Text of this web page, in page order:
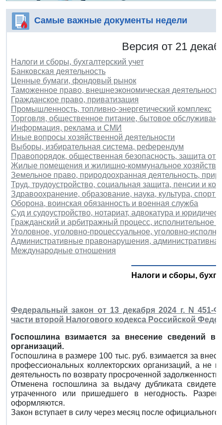
Самые важные документы недели
Версия от 21
Налоги и сборы, бухгалтерский учет
Банковская деятельность
Ценные бумаги, фондовый рынок
Таможенное право, внешнеэкономическая деятельность
Гражданское право, приватизация
Промышленность, топливно-энергетический комплекс
Торговля, общественное питание, бытовое
Информация, реклама и СМИ
Иные вопросы хозяйственной деятельности
Выборы, избирательная система, референдум
Правопорядок, общественная безопасность, защита от
Жилые помещения и жилищно-коммунальное хозяйство
Земельное право, природоохранная деятельность,
Труд, трудоустройство, социальная защита, пенсии и
Здравоохранение, образование, наука, культура, спорт
Оборона, воинская обязанность и военная служба
Суд и судоустройство, нотариат, адвокатура и
Гражданский и арбитражный процесс, исполнительное
Уголовное, уголовно-процессуальное, уголовно-
Административные правонарушения, административная
Международные отношения
Налоги и сборы,
Федеральный закон от 13 декабря 2024 г. N
части второй Налогового кодекса Российской
Госпошлина взимается за внесение сведений в
организаций.
Госпошлина в размере 100 тыс. руб. взимается за
профессиональных коллекторских организаций, а не
деятельность по возврату просроченной
Отменена госпошлина за выдачу дубликата
утраченного или пришедшего в негодность.
оформляются.
Закон вступает в силу через месяц после официального